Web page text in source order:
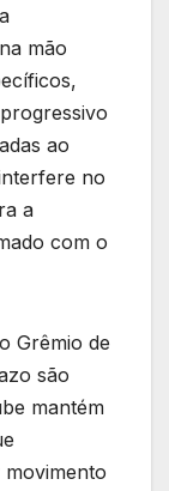
mão
ao
no
a
com o
Grêmio de
são
mantém